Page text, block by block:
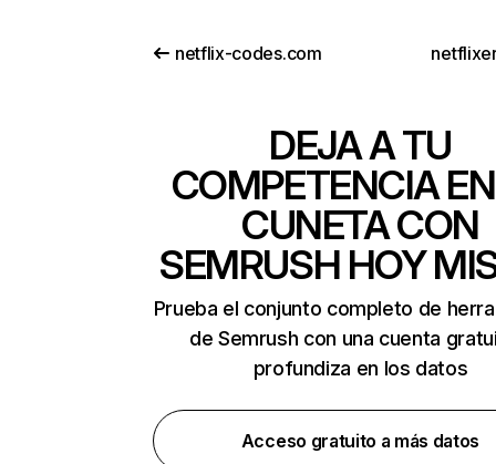
netflix-codes.com
DEJA A TU
COMPETENCIA
CUNETA CON
SEMRUSH HOY
Prueba el conjunto completo de
de Semrush con una cuenta
profundiza en los datos
Acceso gratuito a más datos